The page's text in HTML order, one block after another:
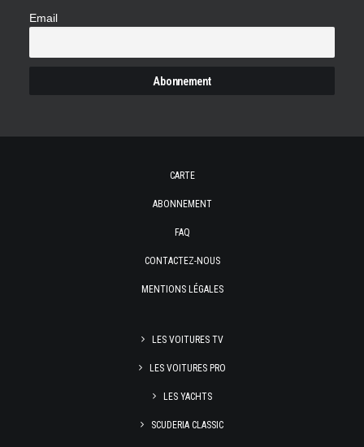
Email
CARTE
ABONNEMENT
FAQ
CONTACTEZ-NOUS
MENTIONS LÉGALES
LES VOITURES TV
LES VOITURES PRO
LES YACHTS
SCUDERIA CLASSIC